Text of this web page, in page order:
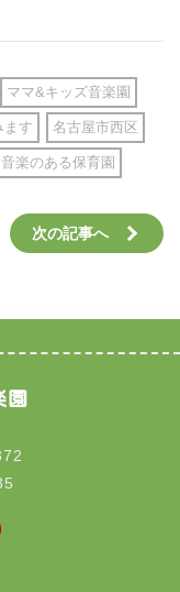
ママ&キッズ音楽園
ます 名古屋市西区
音楽のある保育園
次の記事へ
園